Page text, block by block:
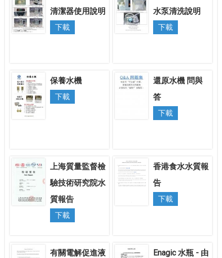
清潔器使用說明
下載
水泵清洗說明
下載
保養水機
下載
還原水機 問與
答
下載
上海質量監督檢
驗技術研究院水
質報告
下載
香港食水水質報
告
下載
有關電解促進液
Enagic 水瓶 - 由